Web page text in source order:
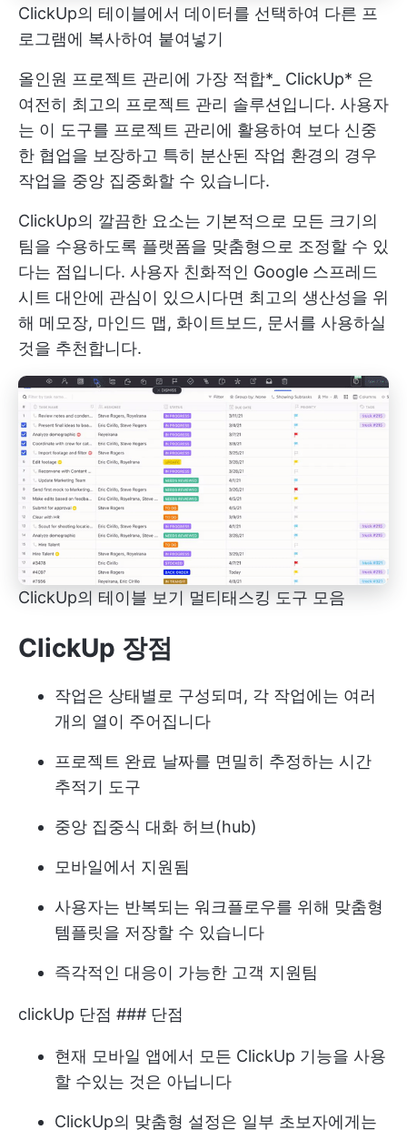
ClickUp의 테이블에서 데이터를 선택하여 다른 프
로그램에 복사하여 붙여넣기
올인원 프로젝트 관리에 가장 적합* ClickUp* 은
여전히 최고의 프로젝트 관리 솔루션입니다. 사용자
는 이 도구를 프로젝트 관리에 활용하여 보다 신중
한 협업을 보장하고 특히 분산된 작업 환경의 경우
작업을 중앙 집중화할 수 있습니다.
ClickUp의 깔끔한 요소는 기본적으로 모든 크기의
팀을 수용하도록 플랫폼을 맞춤형으로 조정할 수 있
다는 점입니다. 사용자 친화적인 Google 스프레드
시트 대안에 관심이 있으시다면 최고의 생산성을 위
해 메모장, 마인드 맵, 화이트보드, 문서를 사용하실
것을 추천합니다.
ClickUp의 테이블 보기 멀티태스킹 도구 모음
ClickUp 장점
작업은 상태별로 구성되며, 각 작업에는 여러
개의 열이 주어집니다
프로젝트 완료 날짜를 면밀히 추정하는 시간
추적기 도구
중앙 집중식 대화 허브(hub)
모바일에서 지원됨
사용자는 반복되는 워크플로우를 위해 맞춤형
템플릿을 저장할 수 있습니다
즉각적인 대응이 가능한 고객 지원팀
clickUp 단점 ### 단점
현재 모바일 앱에서 모든 ClickUp 기능을 사용
할 수있는 것은 아닙니다
ClickUp의 맞춤형 설정은 일부 초보자에게는